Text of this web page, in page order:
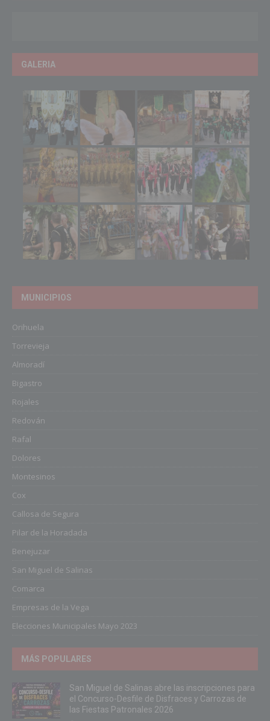
GALERIA
MUNICIPIOS
Orihuela
Torrevieja
Almoradí
Bigastro
Rojales
Redován
Rafal
Dolores
Montesinos
Cox
Callosa de Segura
Pilar de la Horadada
Benejuzar
San Miguel de Salinas
Comarca
Empresas de la Vega
Elecciones Municipales Mayo 2023
MÁS POPULARES
San Miguel de Salinas abre las inscripciones para
el Concurso-Desfile de Disfraces y Carrozas de
las Fiestas Patronales 2026